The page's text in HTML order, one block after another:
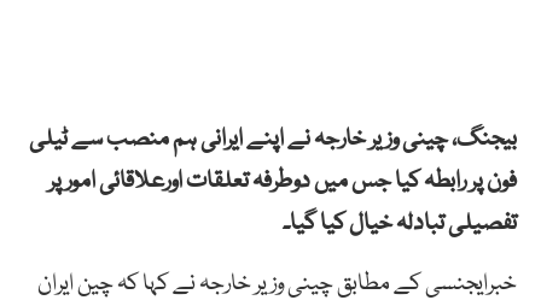
بیجنگ، چینی وزیر خارجہ نے اپنے ایرانی ہم منصب سے ٹیلی
فون پر رابطہ کیا جس میں دوطرفہ تعلقات اورعلاقائی امور پر
تفصیلی تبادلہ خیال کیا گیا۔
خبرایجنسی کے مطابق چینی وزیر خارجہ نے کہا کہ چین ایران